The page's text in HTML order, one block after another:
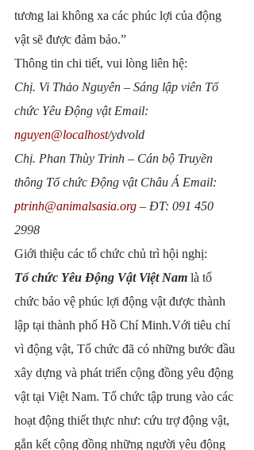
tương lai không xa các phúc lợi của động
vật sẽ được đảm bảo.”
Thông tin chi tiết, vui lòng liên hệ:
Chị. Vi Thảo Nguyên – Sáng lập viên Tổ
chức Yêu Động vật Email:
nguyen@localhost/ydvold
Chị. Phan Thùy Trinh – Cán bộ Truyền
thông Tổ chức Động vật Châu Á Email:
ptrinh@animalsasia.org – ĐT: 091 450
2998
Giới thiệu các tổ chức chủ trì hội nghị:
Tổ chức Yêu Động Vật Việt Nam là tổ
chức bảo vệ phúc lợi động vật được thành
lập tại thành phố Hồ Chí Minh.Với tiêu chí
vì động vật, Tổ chức đã có những bước đầu
xây dựng và phát triển cộng đồng yêu động
vật tại Việt Nam. Tổ chức tập trung vào các
hoạt động thiết thực như: cứu trợ động vật,
gắn kết cộng đồng những người yêu động